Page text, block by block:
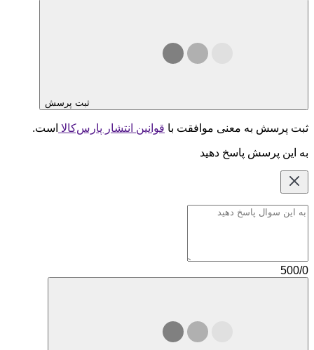
ثبت پرسش
ثبت پرسش به معنی موافقت با قوانین انتشار پارس‌کالا است.
به این پرسش پاسخ دهید
500/0